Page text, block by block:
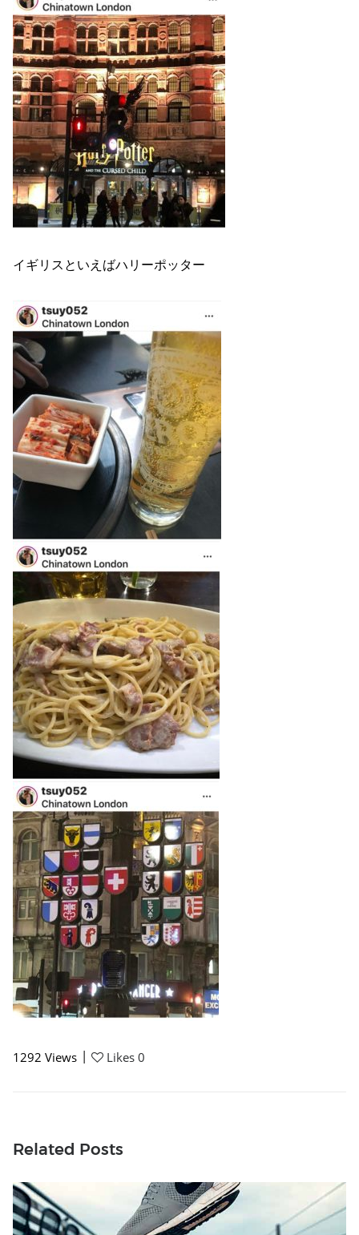
イギリスといえばハリーポッター
1292 Views | Likes 0
Related Posts